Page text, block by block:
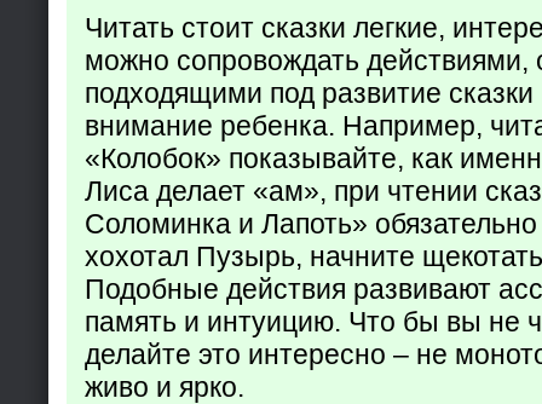
Читать стоит сказки легкие,
можно сопровождать действиями,
подходящими под развитие
внимание ребенка. Например,
«Колобок» показывайте, как
Лиса делает «ам», при чтении
Соломинка и Лапоть»
хохотал Пузырь, начните
Подобные действия развивают
память и интуицию. Что бы вы не
делайте это интересно – не
живо и ярко.